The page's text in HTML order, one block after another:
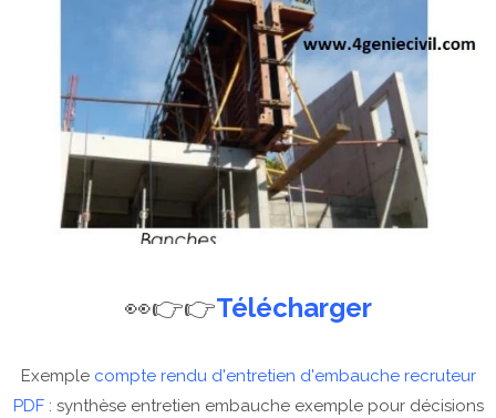
👀👉👉Télécharger
Exemple compte rendu d'entretien d'embauche recruteur
PDF: synthèse entretien embauche exemple pour décisions